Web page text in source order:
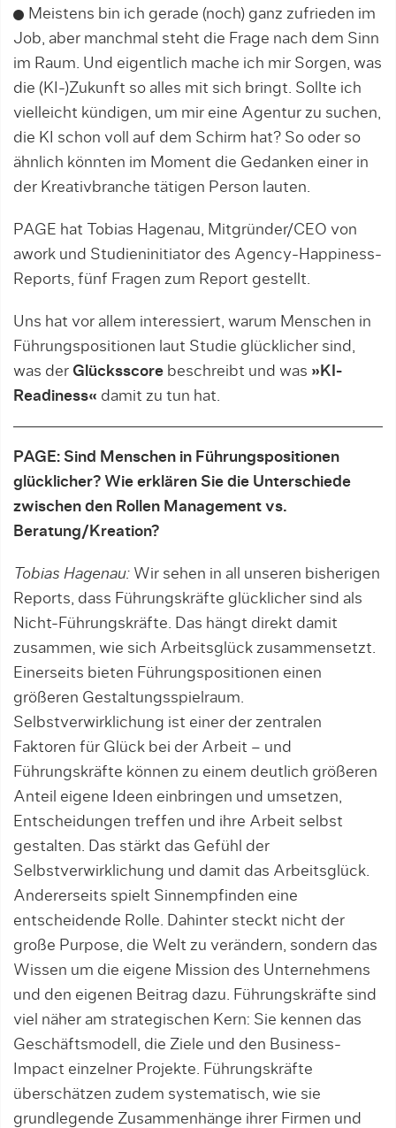
Meistens bin ich gerade (noch) ganz zufrieden im
Job, aber manchmal steht die Frage nach dem Sinn
im Raum. Und eigentlich mache ich mir Sorgen, was
die (KI-)Zukunft so alles mit sich bringt. Sollte ich
vielleicht kündigen, um mir eine Agentur zu suchen,
die KI schon voll auf dem Schirm hat? So oder so
ähnlich könnten im Moment die Gedanken einer in
der Kreativbranche tätigen Person lauten.
PAGE hat Tobias Hagenau, Mitgründer/CEO von
awork und Studieninitiator des Agency-Happiness-
Reports, fünf Fragen zum Report gestellt.
Uns hat vor allem interessiert, warum Menschen in
Führungspositionen laut Studie glücklicher sind,
was der Glücksscore beschreibt und was »KI-
Readiness« damit zu tun hat.
PAGE: Sind Menschen in Führungspositionen
glücklicher? Wie erklären Sie die Unterschiede
zwischen den Rollen Management vs.
Beratung/Kreation?
Tobias Hagenau: Wir sehen in all unseren bisherigen
Reports, dass Führungskräfte glücklicher sind als
Nicht-Führungskräfte. Das hängt direkt damit
zusammen, wie sich Arbeitsglück zusammensetzt.
Einerseits bieten Führungspositionen einen
größeren Gestaltungsspielraum.
Selbstverwirklichung ist einer der zentralen
Faktoren für Glück bei der Arbeit – und
Führungskräfte können zu einem deutlich größeren
Anteil eigene Ideen einbringen und umsetzen,
Entscheidungen treffen und ihre Arbeit selbst
gestalten. Das stärkt das Gefühl der
Selbstverwirklichung und damit das Arbeitsglück.
Andererseits spielt Sinnempfinden eine
entscheidende Rolle. Dahinter steckt nicht der
große Purpose, die Welt zu verändern, sondern das
Wissen um die eigene Mission des Unternehmens
und den eigenen Beitrag dazu. Führungskräfte sind
viel näher am strategischen Kern: Sie kennen das
Geschäftsmodell, die Ziele und den Business-
Impact einzelner Projekte. Führungskräfte
überschätzen zudem systematisch, wie sie
grundlegende Zusammenhänge ihrer Firmen und